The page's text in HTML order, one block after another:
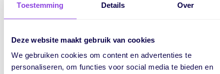
Toestemming Details Over
Deze website maakt gebruik van cookies
We gebruiken cookies om content en advertenties te
personaliseren, om functies voor social media te bieden en
voorspelbaar proces zou moeten zijn, wordt een
tijdrovende puzzel die elke dag opnieuw gelegd moet
worden.
vPlan laat alles samenkomen in één overzicht. Je ziet niet
alleen wat er vandaag speelt, maar ook wat er eerder is